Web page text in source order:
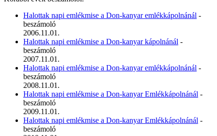
Halottak napi emlékmise a Don-kanyar emlékkápolnánál -
beszámoló
2006.11.01.
Halottak napi emlékmise a Don-kanyar kápolnánál -
beszámoló
2007.11.01.
Halottak napi emlékmise a Don-kanyar emlékkápolnánál -
beszámoló
2008.11.01.
Halottak napi emlékmise a Don-kanyar Emlékkápolnánál -
beszámoló
2009.11.01.
Halottak napi emlékmise a Don-kanyar Emlékkápolnánál -
beszámoló